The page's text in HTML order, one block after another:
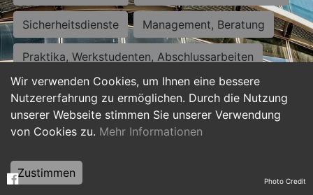
Wir verwenden Cookies, um Ihnen eine bessere
Nutzererfahrung zu ermöglichen. Durch die Nutzung
unserer Webseite stimmen Sie unserer Verwendung
von Cookies zu. Mehr Informationen
Zustimmen
Sicherheitsdienste Management, Beratung
Praktika, Werkstudenten, Abschlussarbeiten
Personalwesen Assistenz, Sekretariat
Hilfskräfte, Aushilfs- und Nebenjobs
Weiterbildung, Studium, duale Ausbildung Photo Credit